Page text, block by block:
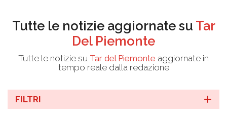
Tutte le notizie aggiornate su Tar
Del Piemonte
Tutte le notizie su Tar del Piemonte aggiornate in
tempo reale dalla redazione
FILTRI